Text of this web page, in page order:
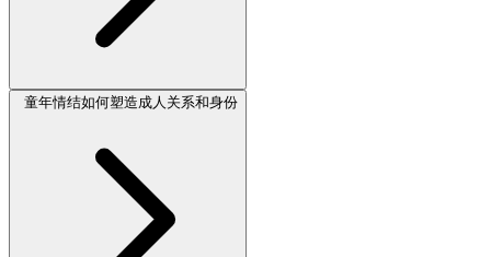
童年情结如何塑造成人关系和身份